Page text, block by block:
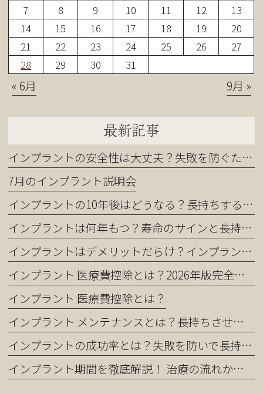
7
8 9 10 11 12
13
14
15 16 17 18 19
20
21
22 23 24 25 26
27
28
29 30 31
« 6月 9月 »
最新記事
インプラントの安全性は大丈夫？失敗を防ぐために知るべきこと
7月のインプラント説明会
インプラントの10年後はどうなる？長持ちする人・しない人の違い
インプラントは何年もつ？寿命のサインと長持ちさせるコツ
インプラントはデメリットだらけ？インプラントを正直に解説｜それでも選ばれる理由とは
インプラント 医療費控除とは？2026年版完全ガイド｜還付金を最大化する申請方法
インプラント 医療費控除とは？
インプラント メンテナンスとは？長持ちさせるために知っておくべき全てのこと
インプラントの成功率とは？失敗を防いで長持ちさせる完全ガイド
インプラント期間を徹底解説！ 治療の流れから短縮方法まで完全ガイド